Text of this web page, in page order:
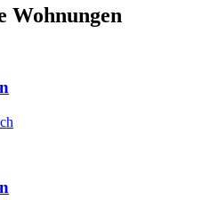
Wohnungen